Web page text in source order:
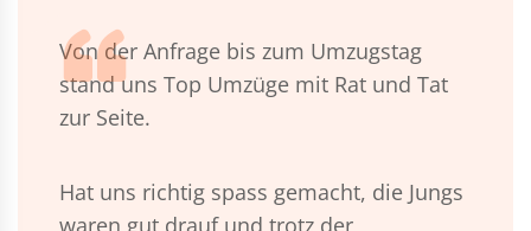
Von der Anfrage bis zum Umzugstag
stand uns Top Umzüge mit Rat und Tat
zur Seite.
Hat uns richtig spass gemacht, die Jungs
waren gut drauf und trotz der